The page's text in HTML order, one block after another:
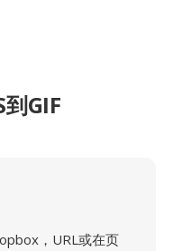
GIF
，URL或在页